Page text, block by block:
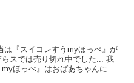
スでは売り切れ中でした... 我
ほっぺ』はおばあちゃんに買